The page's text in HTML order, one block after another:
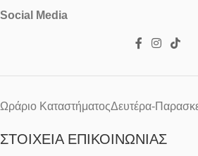
Social Media
Ωράριο ΚαταστήματοςΔευτέρα-
ΣΤΟΙΧΕΊΑ ΕΠΙΚΟΙΝΩΝΊΑΣ